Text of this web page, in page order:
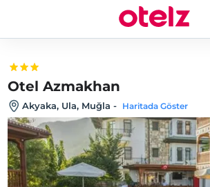
Otel Azmakhan
Akyaka, Ula, Muğla - Haritada Göster